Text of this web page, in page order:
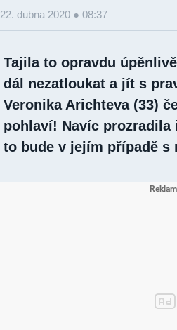
22. dubna 2020 ● 08:37
Tajila to opravdu
dál nezatloukat a jít s
Veronika Arichteva (33)
pohlaví! Navíc
to bude v jejím případě s